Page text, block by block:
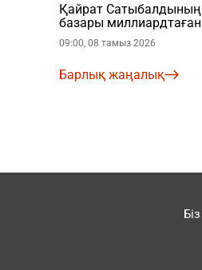
Қайрат Сатыбалдының
базары
09:00, 08 тамыз 2026
Барлық жаңалық